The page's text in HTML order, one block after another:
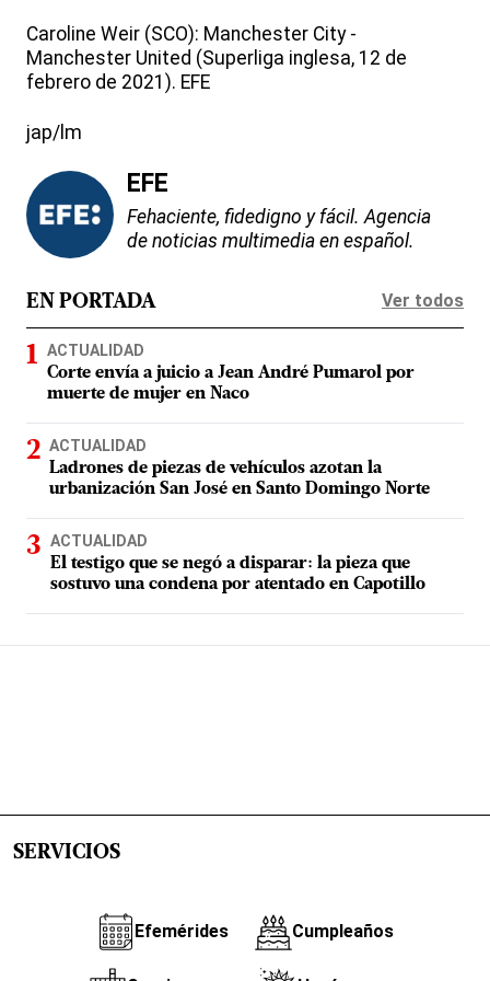
Caroline Weir (SCO): Manchester City -
Manchester United (Superliga inglesa, 12 de
febrero de 2021). EFE
jap/lm
EFE
Fehaciente, fidedigno y fácil. Agencia
de noticias multimedia en español.
EN PORTADA Ver todos
ACTUALIDAD
Corte envía a juicio a Jean André Pumarol por
muerte de mujer en Naco
ACTUALIDAD
Ladrones de piezas de vehículos azotan la
urbanización San José en Santo Domingo Norte
ACTUALIDAD
El testigo que se negó a disparar: la pieza que
sostuvo una condena por atentado en Capotillo
SERVICIOS
Efemérides Cumpleaños